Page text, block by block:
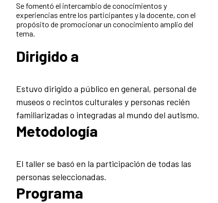
Se fomentó el intercambio de conocimientos y
experiencias entre los participantes y la docente, con el
propósito de promocionar un conocimiento amplio del
tema.
Dirigido a
Estuvo dirigido a público en general, personal de
museos o recintos culturales y personas recién
familiarizadas o integradas al mundo del autismo.
Metodología
El taller se basó en la participación de todas las
personas seleccionadas.
Programa